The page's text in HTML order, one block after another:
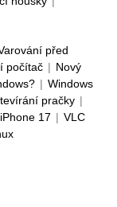
před
počítač | Nový
| Windows
pračky |
iPhone 17 | VLC